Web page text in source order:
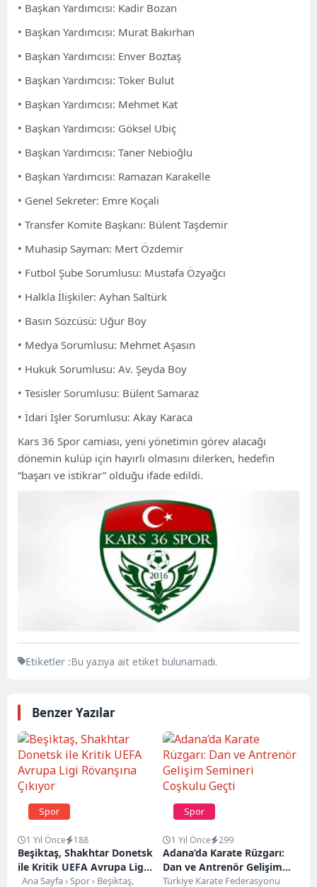
• Başkan Yardımcısı: Kadir Bozan
• Başkan Yardımcısı: Murat Bakırhan
• Başkan Yardımcısı: Enver Boztaş
• Başkan Yardımcısı: Toker Bulut
• Başkan Yardımcısı: Mehmet Kat
• Başkan Yardımcısı: Göksel Ubiç
• Başkan Yardımcısı: Taner Nebioğlu
• Başkan Yardımcısı: Ramazan Karakelle
• Genel Sekreter: Emre Koçali
• Transfer Komite Başkanı: Bülent Taşdemir
• Muhasip Sayman: Mert Özdemir
• Futbol Şube Sorumlusu: Mustafa Özyağcı
• Halkla İlişkiler: Ayhan Saltürk
• Basın Sözcüsü: Uğur Boy
• Medya Sorumlusu: Mehmet Aşasın
• Hukuk Sorumlusu: Av. Şeyda Boy
• Tesisler Sorumlusu: Bülent Samaraz
• İdari İşler Sorumlusu: Akay Karaca
Kars 36 Spor camiası, yeni yönetimin görev alacağı
dönemin kulüp için hayırlı olmasını dilerken, hedefin
“başarı ve istikrar” olduğu ifade edildi.
Etiketler :Bu yazıya ait etiket bulunamadı.
Benzer Yazılar
Spor
1 Yıl Önce 188
Beşiktaş, Shakhtar Donetsk
ile Kritik UEFA Avrupa Ligi
Rövanşına Çıkıyor
Ana Sayfa › Spor › Beşiktaş,
Spor
1 Yıl Önce 299
Adana’da Karate Rüzgarı:
Dan ve Antrenör Gelişim
Semineri Coşkulu Geçti
Türkiye Karate Federasyonu